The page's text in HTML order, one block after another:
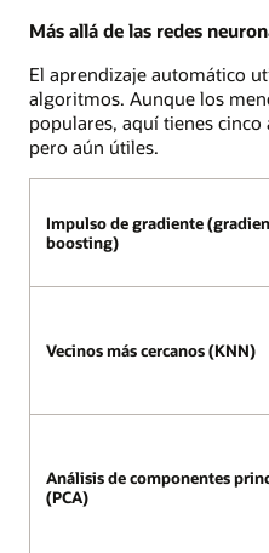
Más allá de las redes
El aprendizaje automático
algoritmos. Aunque los
populares, aquí tienes
pero aún útiles.
Impulso de gradiente
boosting)
Vecinos más cercanos (KNN)
Análisis de componentes
(PCA)